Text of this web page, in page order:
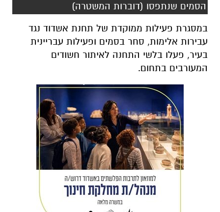
הסמים שנתפסו (דוברות המשטרה)
במסגרת פעילות ממוקדת של תחנת אשדוד נגד
עבירות אלימות, סחר בסמים ופעילות עבריינית
בעיר, פעלו בלשי התחנה לאיתור חשודים
המעורבים בתחום.